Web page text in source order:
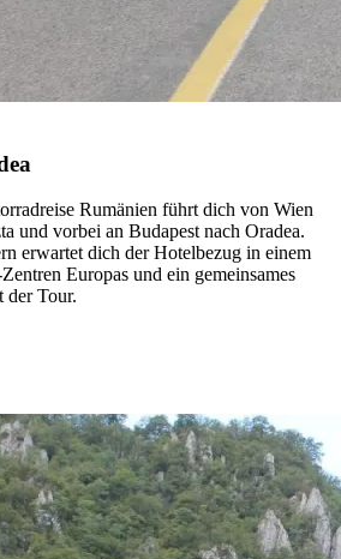
Rumänien führt dich von Wien
und vorbei an Budapest nach Oradea.
erwartet dich der Hotelbezug in einem
Europas und ein gemeinsames
der Tour.